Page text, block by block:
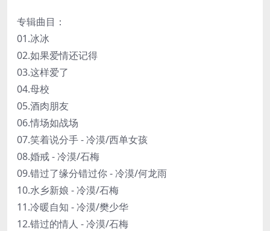
专辑曲目：
01.冰冰
02.如果爱情还记得
03.这样爱了
04.母校
05.酒肉朋友
06.情场如战场
07.笑着说分手 - 冷漠/西单女孩
08.婚戒 - 冷漠/石梅
09.错过了缘分错过你 - 冷漠/何龙雨
10.水乡新娘 - 冷漠/石梅
11.冷暖自知 - 冷漠/樊少华
12.错过的情人 - 冷漠/石梅